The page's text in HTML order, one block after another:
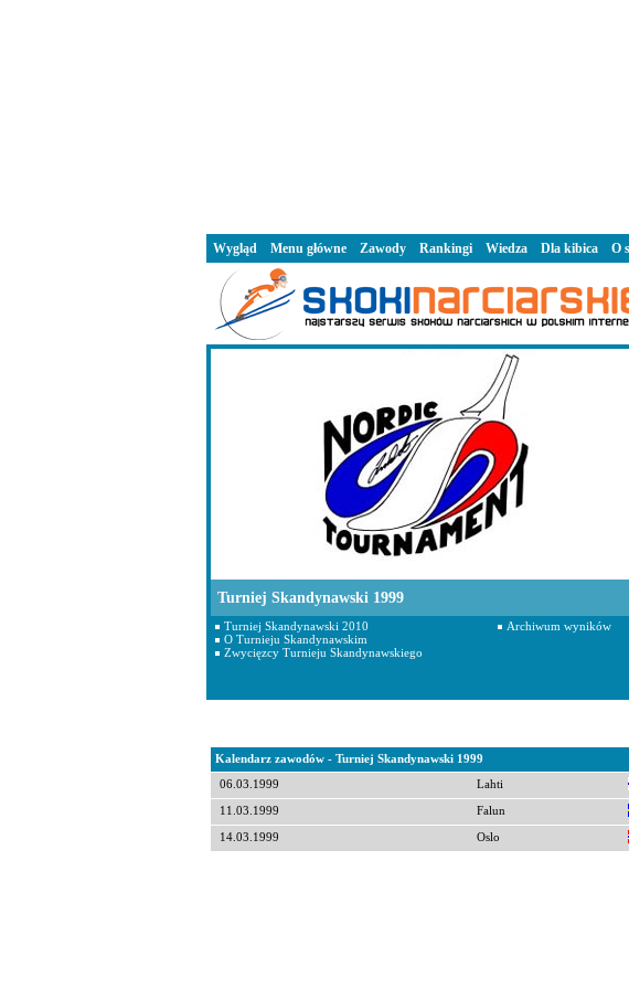
Kalendarz zawodów - Turniej Skandynawski 1999
06.03.1999 Lahti
11.03.1999 Falun
14.03.1999 Oslo
Turniej Skandynawski 1999
Turniej Skandynawski 2010
Archiwum wyników
O Turnieju Skandynawskim
Zwycięzcy Turnieju Skandynawskiego
Wygląd Menu główne Zawody Rankingi Wiedza Dla kibica O